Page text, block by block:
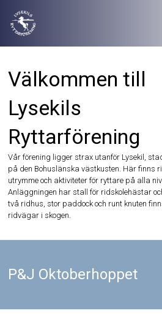
innehåll
Välkommen till
Lysekils
Ryttarförening
Vår förening ligger strax utanför Lysekil,
på den Bohuslänska västkusten. Här finns
utrymme och aktiviteter för ryttare på alla
Anläggningen har stall för ridskolehästar
två ridhus, stor paddock och runt knuten
ridvägar i skogen.
P&J Oktoberhoppet